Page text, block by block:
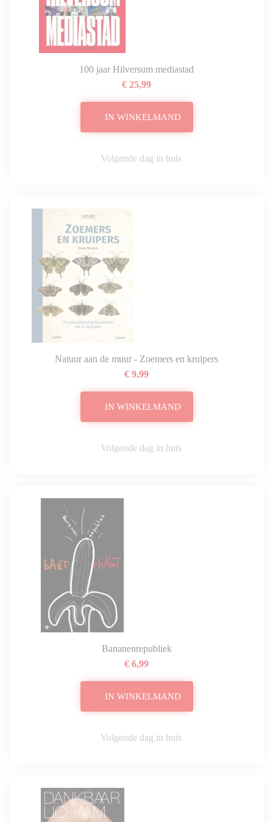
100 jaar Hilversum mediastad
€ 25,99
IN WINKELMAND
Volgende dag in huis
Natuur aan de muur - Zoemers en kruipers
€ 9,99
IN WINKELMAND
Volgende dag in huis
Bananenrepubliek
€ 6,99
IN WINKELMAND
Volgende dag in huis